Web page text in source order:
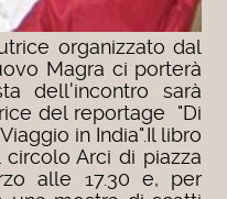
organizzato dal
Magra ci porterà
dell'incontro sarà
del reportage "Di
in India".Il libro
Arci di piazza
alle 17.30 e, per